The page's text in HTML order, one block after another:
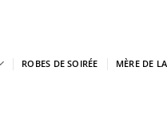
ROBES DE SOIRÉE MÈRE DE